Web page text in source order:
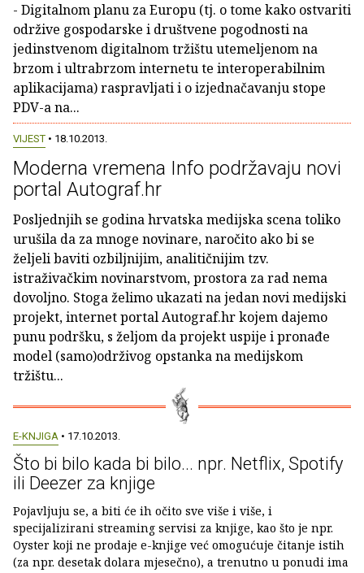
- Digitalnom planu za Europu (tj. o tome kako ostvariti
održive gospodarske i društvene pogodnosti na
jedinstvenom digitalnom tržištu utemeljenom na
brzom i ultrabrzom internetu te interoperabilnim
aplikacijama) raspravljati i o izjednačavanju stope
PDV-a na...
VIJEST • 18.10.2013.
Moderna vremena Info podržavaju novi
portal Autograf.hr
Posljednjih se godina hrvatska medijska scena toliko
urušila da za mnoge novinare, naročito ako bi se
željeli baviti ozbiljnijim, analitičnijim tzv.
istraživačkim novinarstvom, prostora za rad nema
dovoljno. Stoga želimo ukazati na jedan novi medijski
projekt, internet portal Autograf.hr kojem dajemo
punu podršku, s željom da projekt uspije i pronađe
model (samo)održivog opstanka na medijskom
tržištu...
E-KNJIGA • 17.10.2013.
Što bi bilo kada bi bilo... npr. Netflix, Spotify
ili Deezer za knjige
Pojavljuju se, a biti će ih očito sve više i više, i
specijalizirani streaming servisi za knjige, kao što je npr.
Oyster koji ne prodaje e-knjige već omogućuje čitanje istih
(za npr. desetak dolara mjesečno), a trenutno u ponudi ima